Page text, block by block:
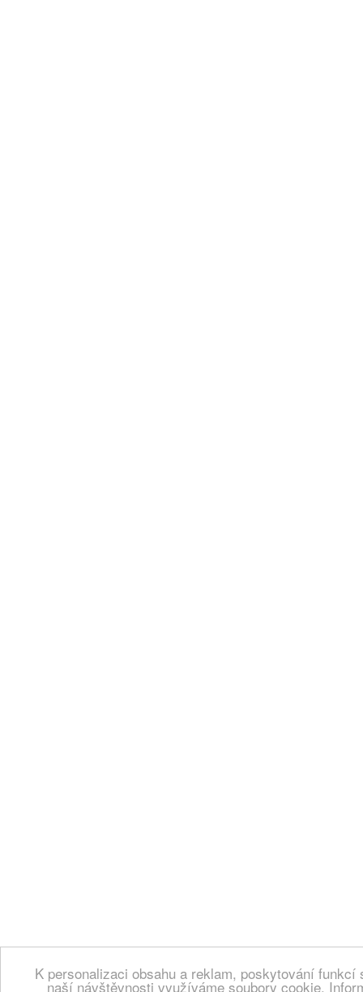
K personalizaci obsahu a reklam, poskytování
naší návštěvnosti využíváme soubory cookie.